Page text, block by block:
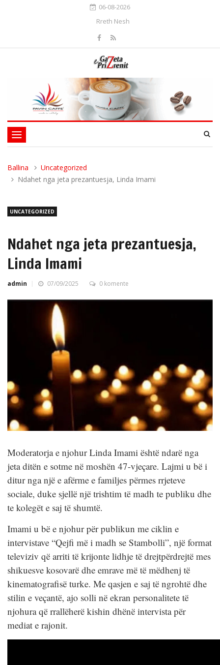
06-08-2026
Rreth Nesh
Toggle
navigation
Ballina
Uncategorized
Ndahet nga jeta prezantuesja, Linda Imami
UNCATEGORIZED
Ndahet nga jeta prezantuesja,
Linda Imami
admin 07/09/2025 0 komente
Moderatorja e njohur Linda Imami është ndarë nga
jeta ditën e sotme në moshën 47-vjeçare. Lajmi u bë i
ditur nga një e afërme e familjes përmes rrjeteve
sociale, duke sjellë një trishtim të madh te publiku dhe
te kolegët e saj të shumtë.
Imami u bë e njohur për publikun me ciklin e
intervistave “Qejfi më i madh se Stambolli”, një format
televiziv që arriti të krijonte lidhje të drejtpërdrejtë mes
shikuesve kosovarë dhe emrave më të mëdhenj të
kinematografisë turke. Me qasjen e saj të ngrohtë dhe
stilin e veçantë, ajo solli në ekran personalitete të
njohura që rrallëherë kishin dhënë intervista për
mediat e rajonit.